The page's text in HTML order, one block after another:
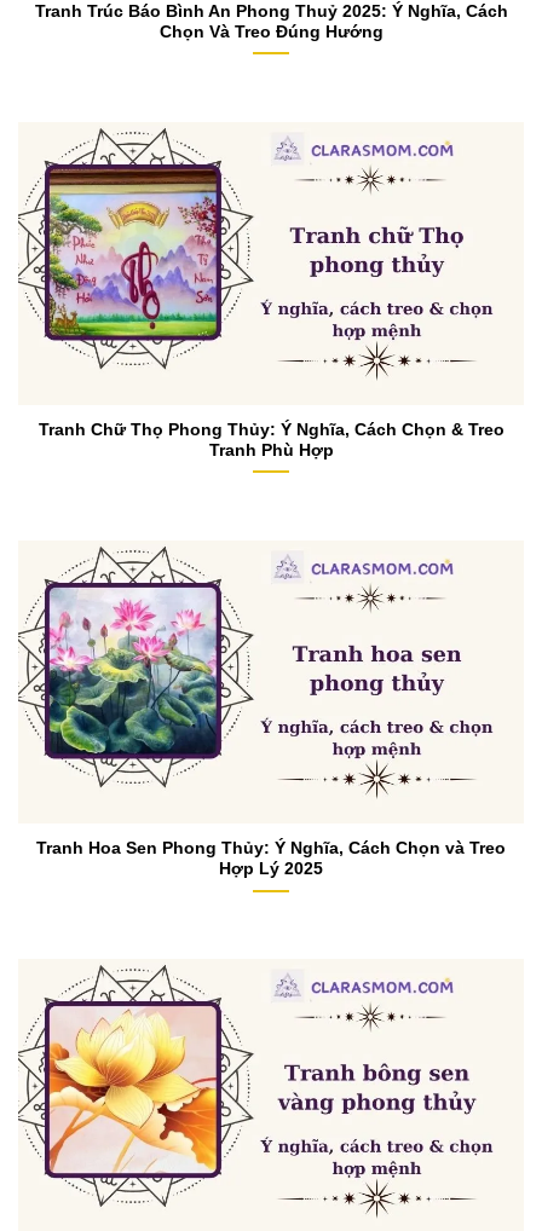
Tranh Trúc Báo Bình An Phong Thuỷ 2025: Ý Nghĩa, Cách
Chọn Và Treo Đúng Hướng
Tranh Chữ Thọ Phong Thủy: Ý Nghĩa, Cách Chọn & Treo
Tranh Phù Hợp
Tranh Hoa Sen Phong Thủy: Ý Nghĩa, Cách Chọn và Treo
Hợp Lý 2025